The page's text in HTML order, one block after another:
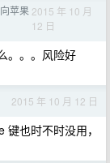
苹果 2015 年 10 月
12 日
。。。风险好
2015 年 10 月 12 日
也时不时没用，